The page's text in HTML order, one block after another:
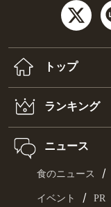
トップ
ランキング
ニュース
食のニュース /
イベント / PR